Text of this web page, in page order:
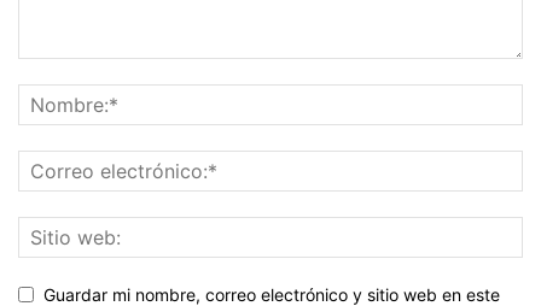
Guardar mi nombre, correo electrónico y sitio web en este